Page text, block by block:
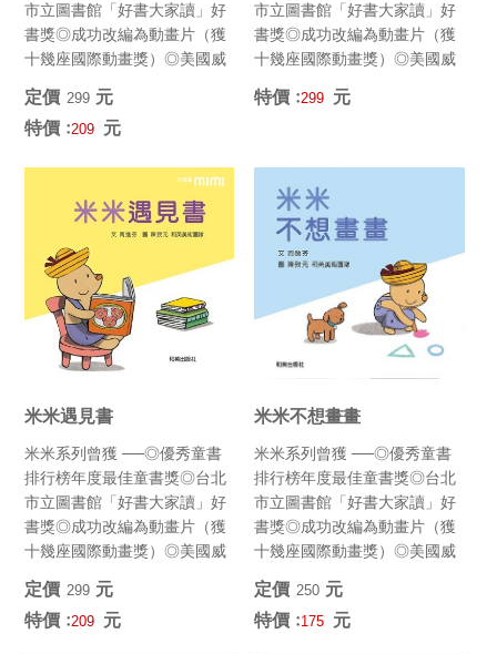
市立圖書館「好書大家讀」好
書獎◎成功改編為動畫片（獲
十幾座國際動畫獎）◎美國威
定價﹕299 元
特價﹕209 元
市立圖書館「好書大家讀」好
書獎◎成功改編為動畫片（獲
十幾座國際動畫獎）◎美國威
特價﹕299 元
米米遇見書
米米系列曾獲 ──◎優秀童書
排行榜年度最佳童書獎◎台北
市立圖書館「好書大家讀」好
書獎◎成功改編為動畫片（獲
十幾座國際動畫獎）◎美國威
定價﹕299 元
特價﹕209 元
米米不想畫畫
米米系列曾獲 ──◎優秀童書
排行榜年度最佳童書獎◎台北
市立圖書館「好書大家讀」好
書獎◎成功改編為動畫片（獲
十幾座國際動畫獎）◎美國威
定價﹕250 元
特價﹕175 元